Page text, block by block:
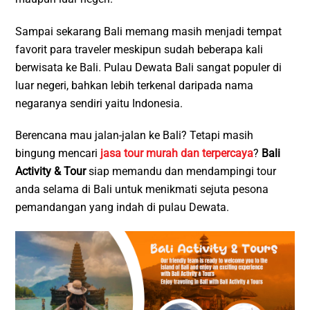
Sampai sekarang Bali memang masih menjadi tempat
favorit para traveler meskipun sudah beberapa kali
berwisata ke Bali. Pulau Dewata Bali sangat populer di
luar negeri, bahkan lebih terkenal daripada nama
negaranya sendiri yaitu Indonesia.
Berencana mau jalan-jalan ke Bali? Tetapi masih
bingung mencari jasa tour murah dan terpercaya? Bali
Activity & Toursiap memandu dan mendampingi tour
anda selama di Bali untuk menikmati sejuta pesona
pemandangan yang indah di pulau Dewata.